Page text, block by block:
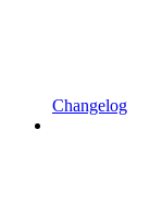
Changelog